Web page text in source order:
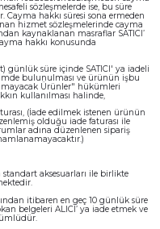
sözleşmelerde ise, bu süre
hakkı süresi sona ermeden
hizmet sözleşmelerinde cayma
kaynaklanan masraflar SATICI’
hakkı konusunda
günlük süre içinde SATICI' ya iadeli
bulunulması ve ürünün işbu
Ürünler" hükümleri
kullanılması halinde,
(İade edilmek istenen ürünün
olduğu iade faturası ile
adına düzenlenen sipariş
aksesuarları ile birlikte
itibaren en geç 10 günlük süre
belgeleri ALICI’ ya iade etmek ve